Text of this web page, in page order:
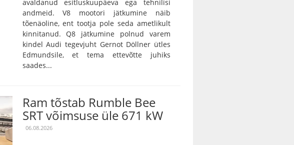
avaldanud esitluskuupäeva ega tehnilisi
andmeid. V8 mootori jätkumine näib
tõenäoline, ent tootja pole seda ametlikult
kinnitanud. Q8 jätkumine polnud varem
kindel Audi tegevjuht Gernot Döllner ütles
Edmundsile, et tema ettevõtte juhiks
saades...
Ram tõstab Rumble Bee
SRT võimsuse üle 671 kW
06.08.2026